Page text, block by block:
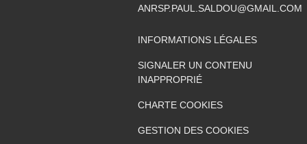
ANRSP.PAUL.SALDOU@GMAIL.COM
INFORMATIONS LÉGALES
SIGNALER UN CONTENU
INAPPROPRIÉ
CHARTE COOKIES
GESTION DES COOKIES